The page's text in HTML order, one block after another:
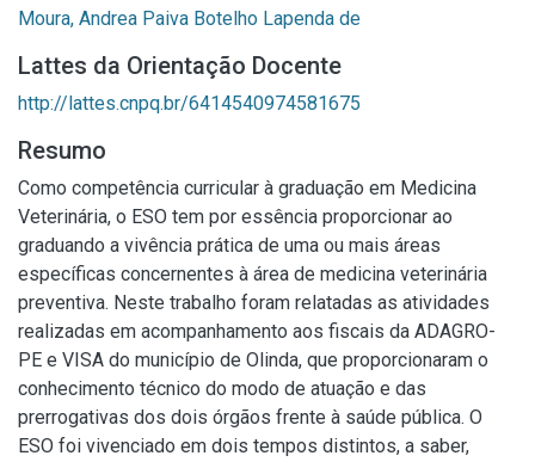
Moura, Andrea Paiva Botelho Lapenda de
Lattes da Orientação Docente
http://lattes.cnpq.br/6414540974581675
Resumo
Como competência curricular à graduação em Medicina
Veterinária, o ESO tem por essência proporcionar ao
graduando a vivência prática de uma ou mais áreas
específicas concernentes à área de medicina veterinária
preventiva. Neste trabalho foram relatadas as atividades
realizadas em acompanhamento aos fiscais da ADAGRO-
PE e VISA do município de Olinda, que proporcionaram o
conhecimento técnico do modo de atuação e das
prerrogativas dos dois órgãos frente à saúde pública. O
ESO foi vivenciado em dois tempos distintos, a saber,